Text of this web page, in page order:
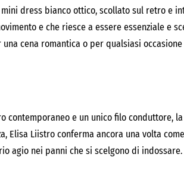
dress bianco ottico, scollato sul retro e
e che riesce a essere essenziale e
cena romantica o per qualsiasi
e un unico filo conduttore,
Elisa Liistro conferma ancora una volta
agio nei panni che si scelgono di indossare.